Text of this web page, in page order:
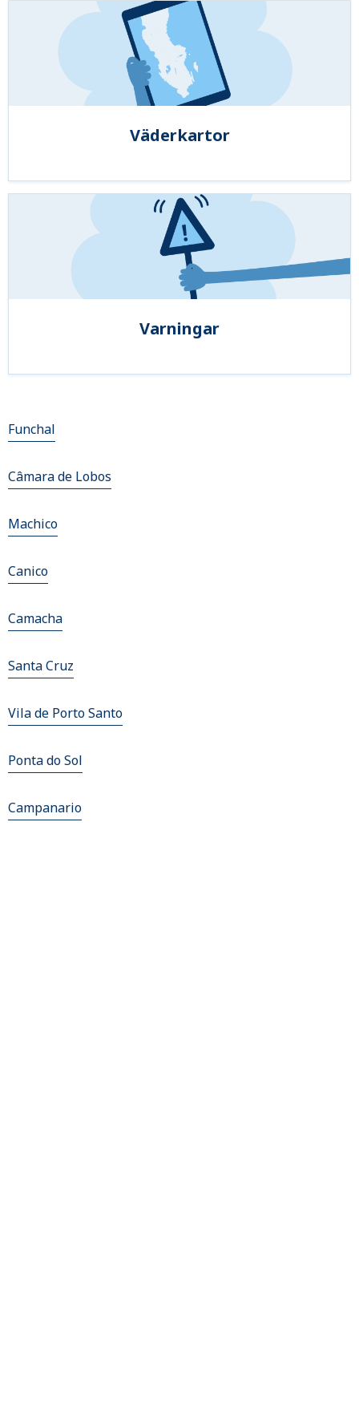
Väderkartor
Varningar
Funchal
Câmara de Lobos
Machico
Canico
Camacha
Santa Cruz
Vila de Porto Santo
Ponta do Sol
Campanario